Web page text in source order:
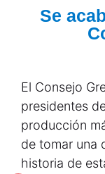
Se
El Consejo
presidentes
producción
de tomar una
historia de